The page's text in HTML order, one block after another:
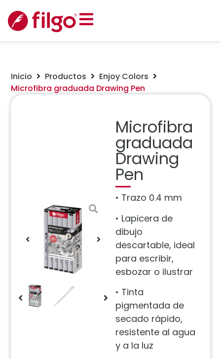
Inicio Productos
Enjoy Colors
Microfibra graduada Drawing Pen
Microfibra
graduada
Drawing
Pen
• Trazo 0.4 mm
• Lapicera de
dibujo
descartable, ideal
para escribir,
esbozar o ilustrar
• Tinta
pigmentada de
secado rápido,
resistente al agua
y a la luz